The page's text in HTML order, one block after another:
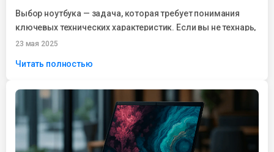
Выбор ноутбука — задача, которая требует понимания
ключевых технических характеристик. Если вы не технарь,
но хотите купить устройство, которое прослужит...
23 мая 2025
Читать полностью